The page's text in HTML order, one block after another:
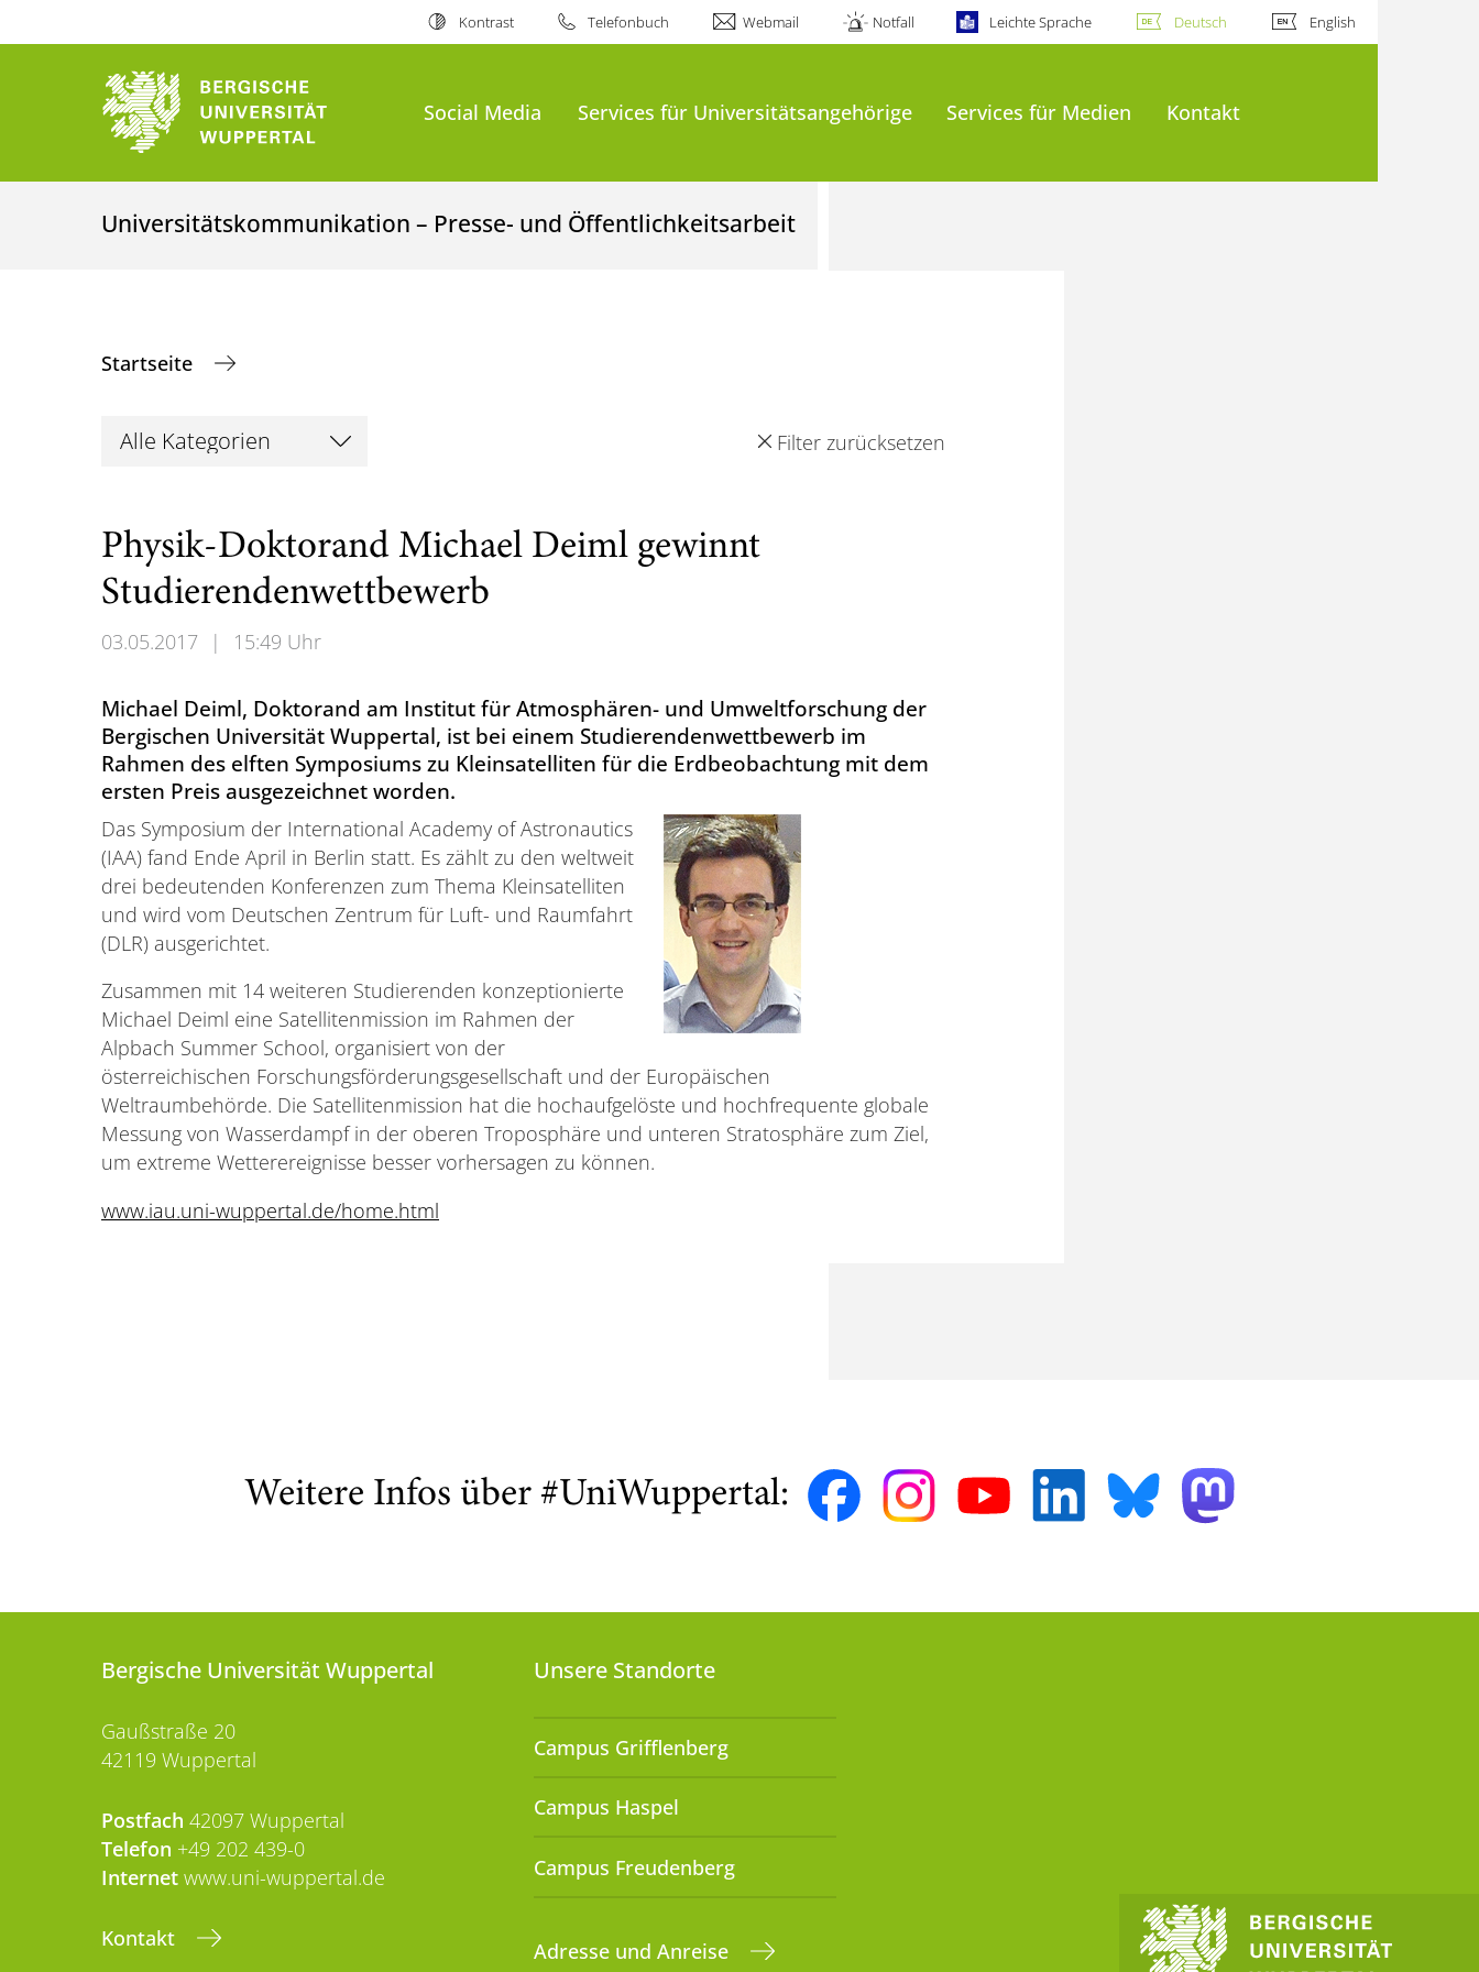
Kontrast Telefonbuch Webmail Notfall Leichte Sprache Deutsch English
Social Media Services für Universitätsangehörige Services für Medien Kontakt
Universitätskommunikation – Presse- und Öffentlichkeitsarbeit
Startseite
Filter zurücksetzen
Physik-Doktorand Michael Deiml gewinnt
Studierendenwettbewerb
03.05.2017 | 15:49 Uhr
Michael Deiml, Doktorand am Institut für Atmosphären- und Umweltforschung der
Bergischen Universität Wuppertal, ist bei einem Studierendenwettbewerb im
Rahmen des elften Symposiums zu Kleinsatelliten für die Erdbeobachtung mit dem
ersten Preis ausgezeichnet worden.
Das Symposium der International Academy of Astronautics
(IAA) fand Ende April in Berlin statt. Es zählt zu den weltweit
drei bedeutenden Konferenzen zum Thema Kleinsatelliten
und wird vom Deutschen Zentrum für Luft- und Raumfahrt
(DLR) ausgerichtet.
Zusammen mit 14 weiteren Studierenden konzeptionierte
Michael Deiml eine Satellitenmission im Rahmen der
Alpbach Summer School, organisiert von der
österreichischen Forschungsförderungsgesellschaft und der Europäischen
Weltraumbehörde. Die Satellitenmission hat die hochaufgelöste und hochfrequente globale
Messung von Wasserdampf in der oberen Troposphäre und unteren Stratosphäre zum Ziel,
um extreme Wetterereignisse besser vorhersagen zu können.
www.iau.uni-wuppertal.de/home.html
Weitere Infos über #UniWuppertal:
Bergische Universität Wuppertal
Gaußstraße 20
42119 Wuppertal
Postfach 42097 Wuppertal
Telefon +49 202 439-0
Internet www.uni-wuppertal.de
Kontakt
Unsere Standorte
Campus Grifflenberg
Campus Haspel
Campus Freudenberg
Adresse und Anreise